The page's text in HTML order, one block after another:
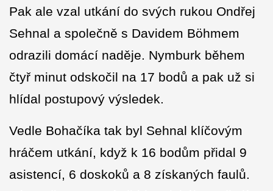
Pak ale vzal utkání do svých rukou Ondřej
Sehnal a společně s Davidem Böhmem
odrazili domácí naděje. Nymburk během
čtyř minut odskočil na 17 bodů a pak už si
hlídal postupový výsledek.
Vedle Bohačíka tak byl Sehnal klíčovým
hráčem utkání, když k 16 bodům přidal 9
asistencí, 6 doskoků a 8 získaných faulů.